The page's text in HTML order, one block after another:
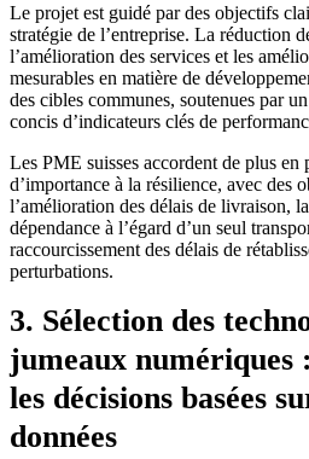
Le projet est guidé par des objectifs
stratégie de l’entreprise. La réduction
l’amélioration des services et les
mesurables en matière de
des cibles communes, soutenues par
concis d’indicateurs clés de
Les PME suisses accordent de plus en
d’importance à la résilience, avec des
l’amélioration des délais de livraison,
dépendance à l’égard d’un seul
raccourcissement des délais de
perturbations.
3. Sélection des
jumeaux numériques
les décisions basées
données